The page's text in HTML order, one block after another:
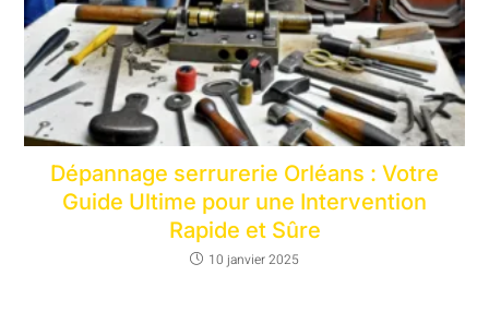
Dépannage serrurerie Orléans : Votre
Guide Ultime pour une Intervention
Rapide et Sûre
10 janvier 2025